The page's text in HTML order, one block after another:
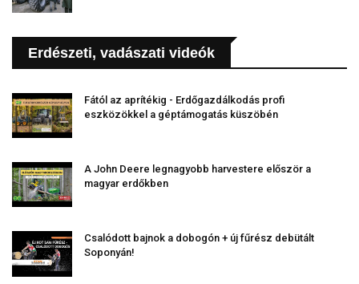
Erdészeti, vadászati videók
Fától az aprítékig - Erdőgazdálkodás profi
eszközökkel a géptámogatás küszöbén
A John Deere legnagyobb harvestere először a
magyar erdőkben
Csalódott bajnok a dobogón + új fűrész debütált
Soponyán!